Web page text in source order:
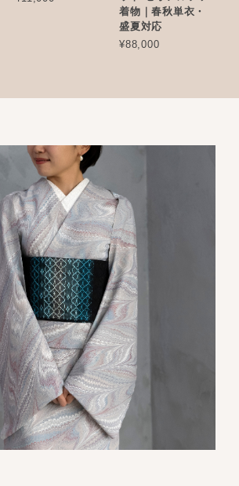
着物｜春秋単衣・
盛夏対応
¥88,000